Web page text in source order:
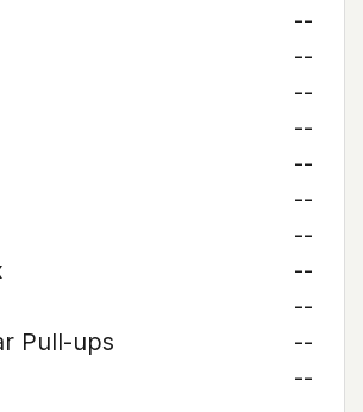
--
--
--
--
--
--
--
--
--
Pull-ups
--
--